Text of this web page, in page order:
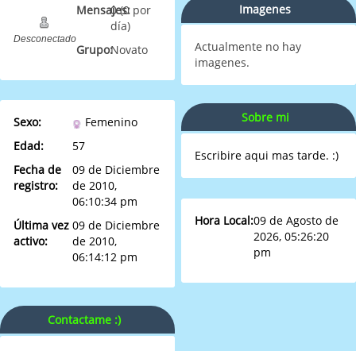
Desconectado
Mensajes:0 (0 por
día)
Grupo:Novato
Sexo:
Femenino
Edad:
57
Fecha de
registro:
09 de Diciembre
de 2010,
06:10:34 pm
Última vez
activo:
09 de Diciembre
de 2010,
06:14:12 pm
Contactame :)
Imagenes
Actualmente no hay
imagenes.
Sobre mi
Escribire aqui mas tarde. :)
Hora Local:09 de Agosto de
2026, 05:26:20
pm